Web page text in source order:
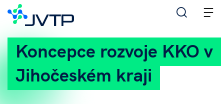
Koncepce rozvoje KKO v
Jihočeském kraji